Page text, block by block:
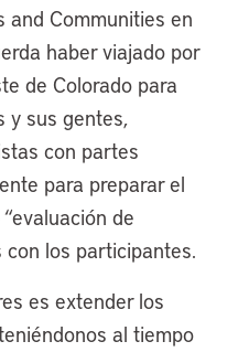
and Communities en
haber viajado por
de Colorado para
y sus gentes,
con partes
para preparar el
de
los participantes.
es extender los
al tiempo